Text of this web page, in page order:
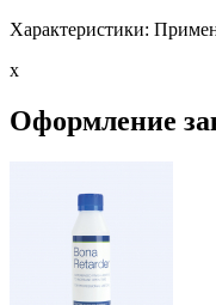
Характеристики:
x
Оформление